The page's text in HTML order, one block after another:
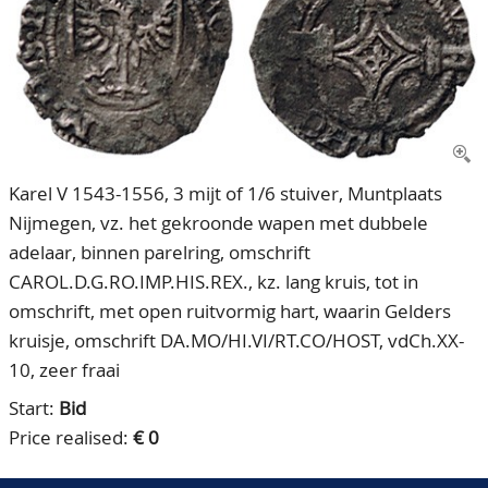
Our Team
80 Years NPV
CONTACT
ACCOUNT
Karel V 1543-1556, 3 mijt of 1/6 stuiver, Muntplaats
Nijmegen, vz. het gekroonde wapen met dubbele
adelaar, binnen parelring, omschrift
CAROL.D.G.RO.IMP.HIS.REX., kz. lang kruis, tot in
omschrift, met open ruitvormig hart, waarin Gelders
kruisje, omschrift DA.MO/HI.VI/RT.CO/HOST, vdCh.XX-
10, zeer fraai
Start: Bid
Price realised: € 0